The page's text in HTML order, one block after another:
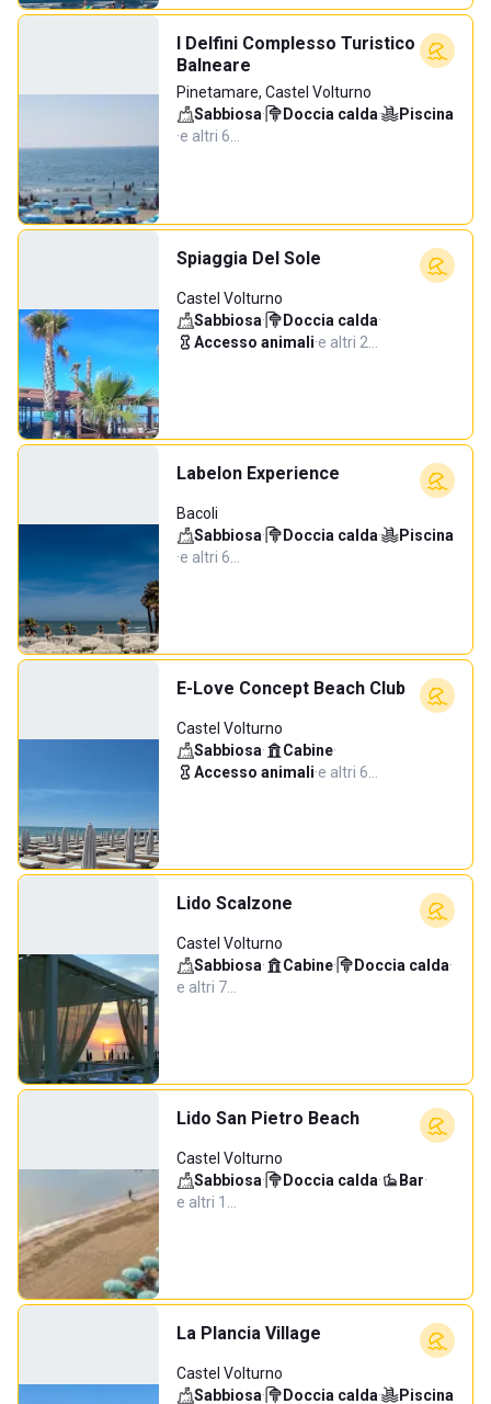
I Delfini Complesso Turistico
Balneare
Pinetamare, Castel Volturno
Sabbiosa· Doccia calda·
Piscina
·e altri 6…
Spiaggia Del Sole
Castel Volturno
Sabbiosa· Doccia calda·
Accesso animali·e altri 2…
Labelon Experience
Bacoli
Sabbiosa· Doccia calda·
Piscina
·e altri 6…
E-Love Concept Beach Club
Castel Volturno
Sabbiosa· Cabine·
Accesso animali·e altri 6…
Lido Scalzone
Castel Volturno
Sabbiosa· Cabine· Doccia calda·
e altri 7…
Lido San Pietro Beach
Castel Volturno
Sabbiosa· Doccia calda· Bar·
e altri 1…
La Plancia Village
Castel Volturno
Sabbiosa· Doccia calda·
Piscina